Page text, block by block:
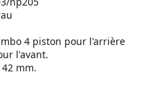
4 piston pour l'arrière
l'avant.
mm.